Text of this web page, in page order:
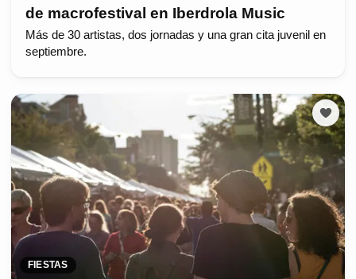
de macrofestival en Iberdrola Music
Más de 30 artistas, dos jornadas y una gran cita juvenil en
septiembre.
FIESTAS